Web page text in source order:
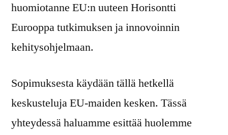
huomiotanne EU:n uuteen Horisontti
Eurooppa tutkimuksen ja innovoinnin
kehitysohjelmaan.
Sopimuksesta käydään tällä hetkellä
keskusteluja EU-maiden kesken. Tässä
yhteydessä haluamme esittää huolemme